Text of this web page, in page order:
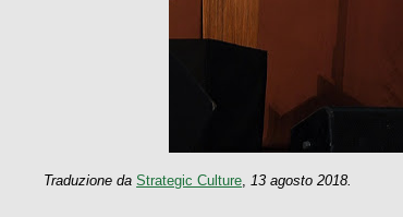
Traduzione da Strategic Culture 13 agosto 2018.